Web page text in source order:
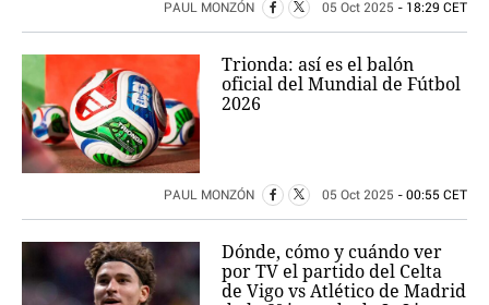
PAUL MONZÓN 05 Oct 2025 - 18:29 CET
Trionda: así es el balón
oficial del Mundial de Fútbol
2026
PAUL MONZÓN 05 Oct 2025 - 00:55 CET
Dónde, cómo y cuándo ver
por TV el partido del Celta
de Vigo vs Atlético de Madrid